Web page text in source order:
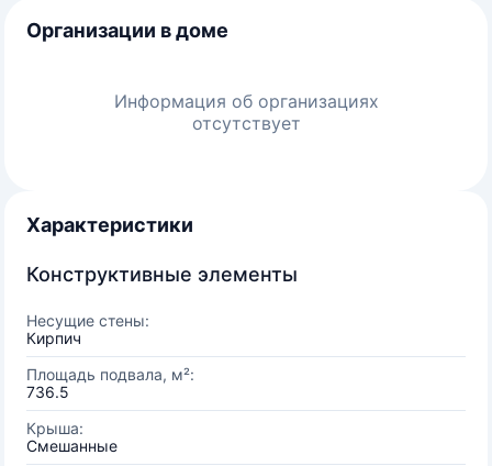
Организации в доме
Информация об организациях
отсутствует
Характеристики
Конструктивные элементы
Несущие стены:
Кирпич
Площадь подвала, м²:
736.5
Крыша:
Смешанные